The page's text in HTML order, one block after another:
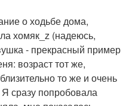
о ходьбе дома,
хомяк_z (надеюсь,
- прекрасный пример
возраст тот же,
то же и очень
сразу попробовала